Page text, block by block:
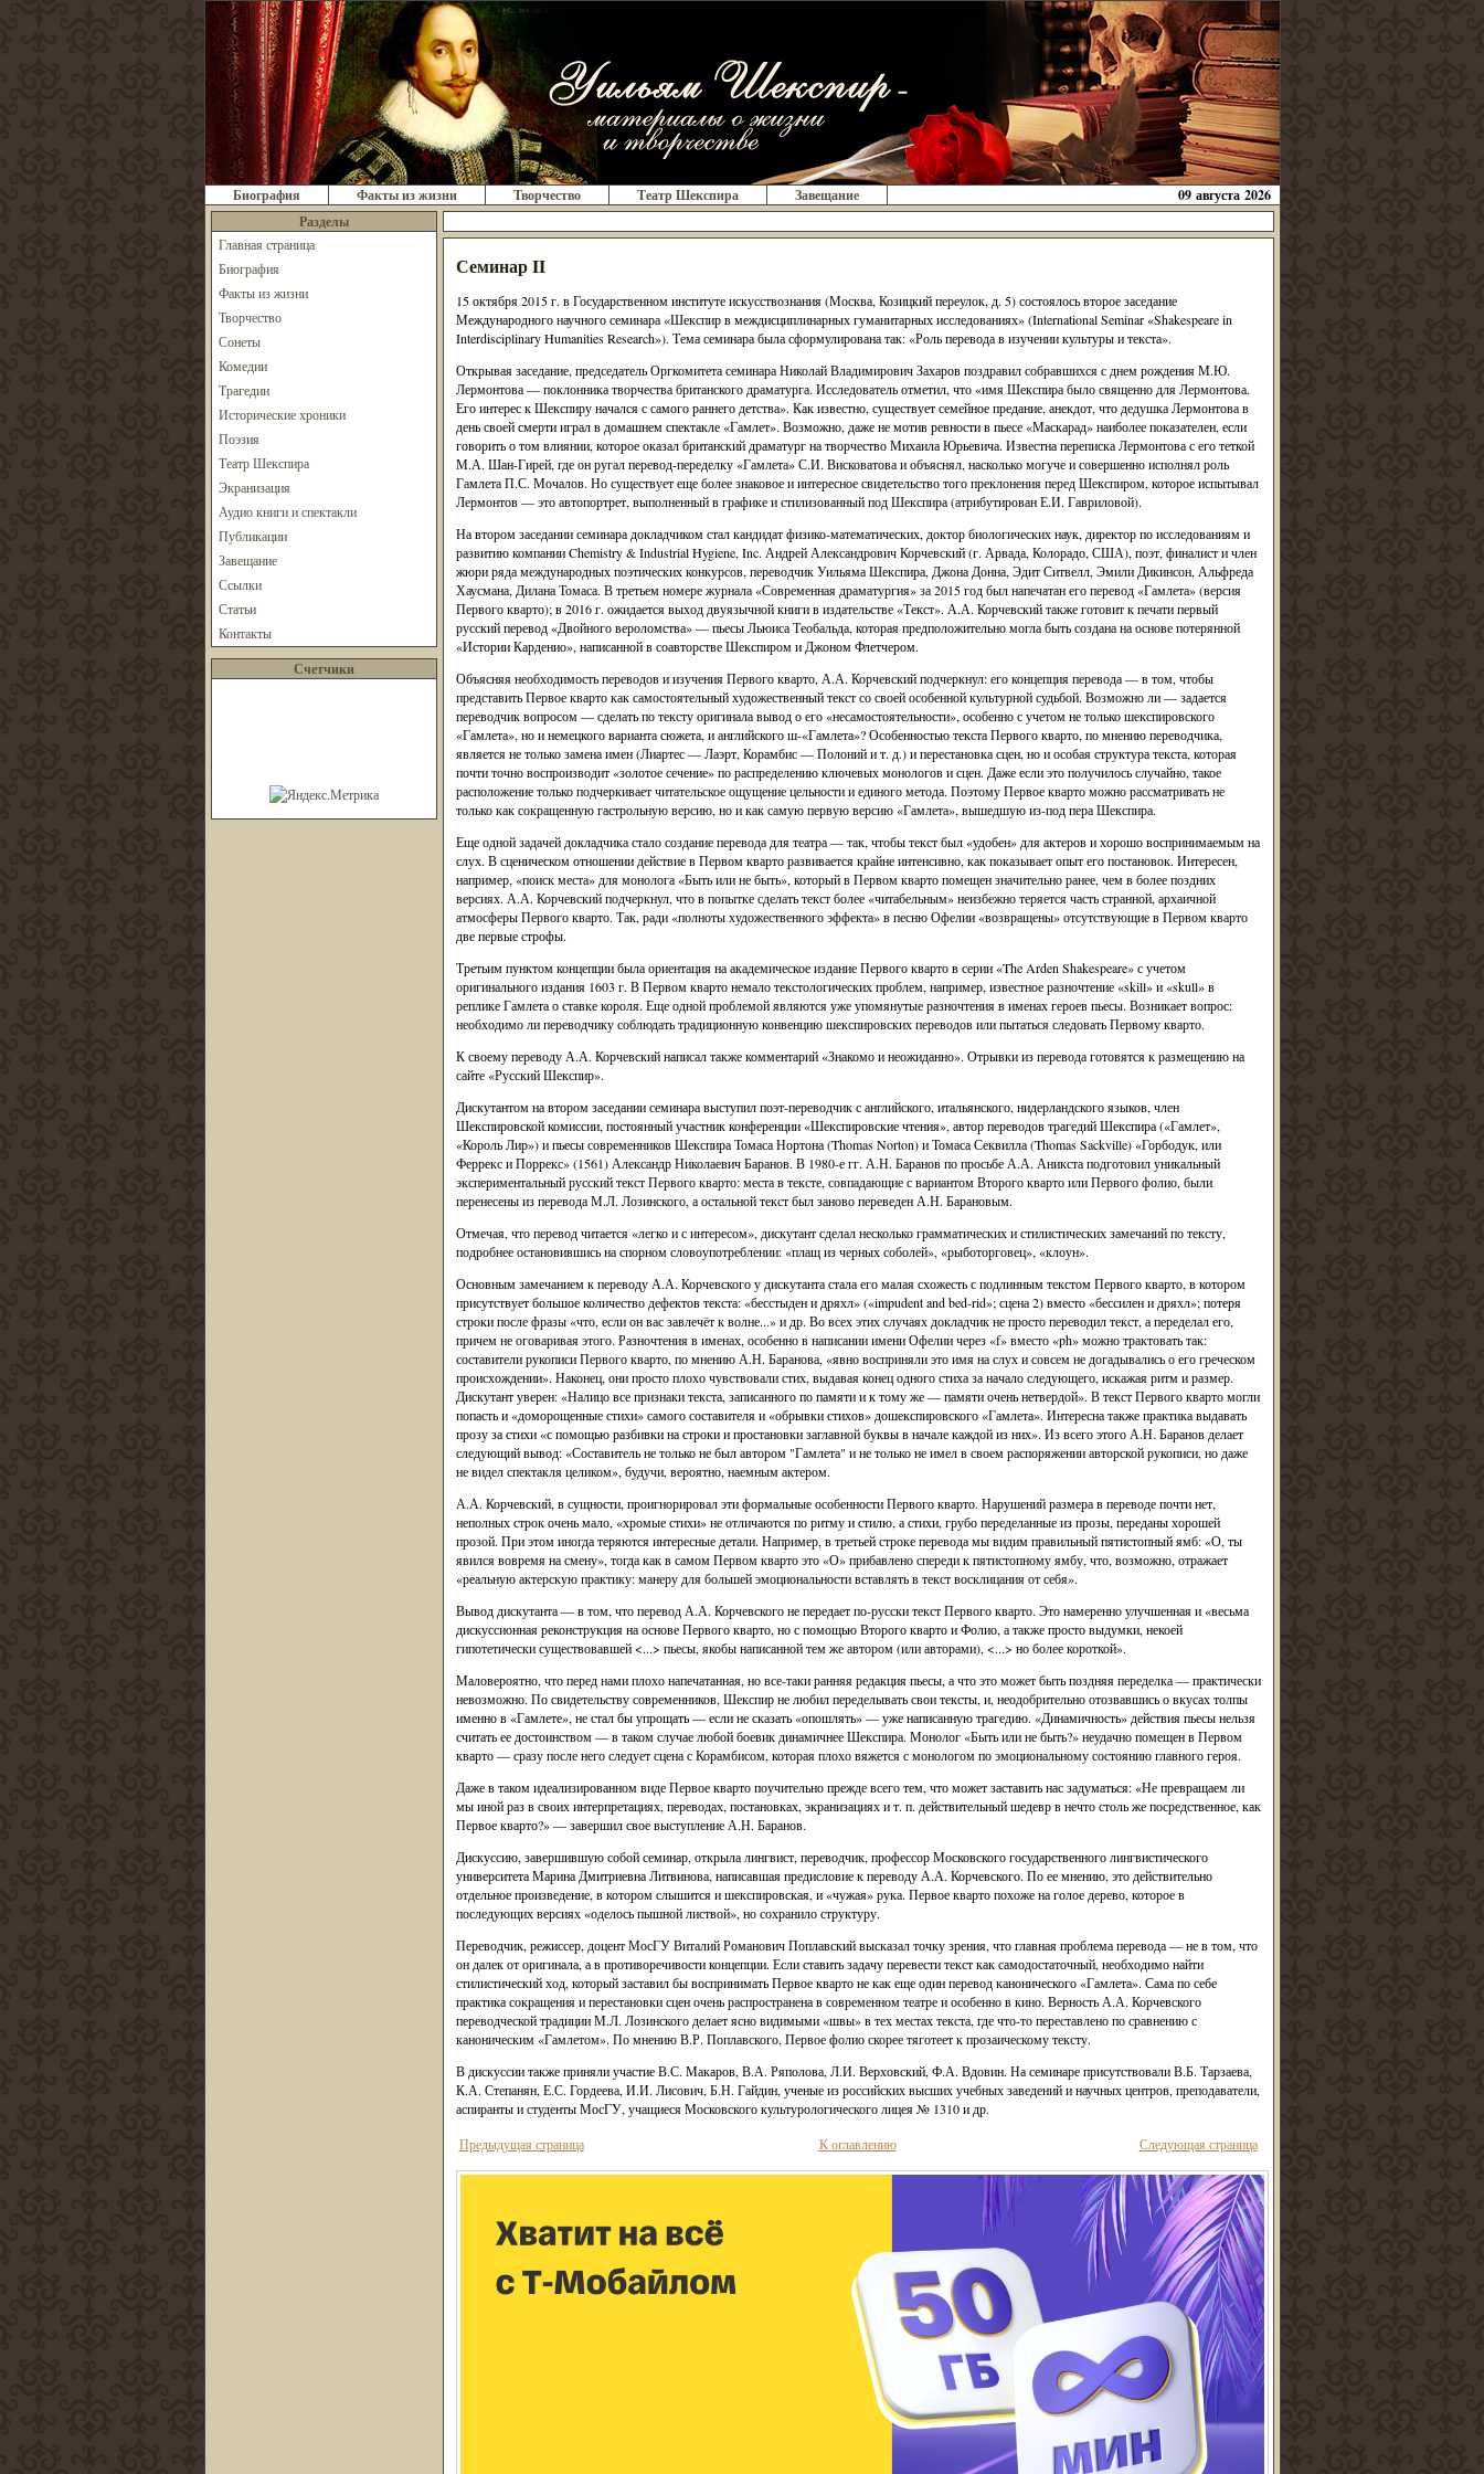
Биография Факты из жизни Творчество Театр Шекспира Завещание
09 августа 2026
Разделы
Главная страница
Биография
Факты из жизни
Творчество
Сонеты
Комедии
Трагедии
Исторические хроники
Поэзия
Театр Шекспира
Экранизация
Аудио книги и спектакли
Публикации
Завещание
Ссылки
Статьи
Контакты
Счетчики
Семинар II
15 октября 2015 г. в Государственном институте искусствознания (Москва, Козицкий переулок, д. 5) состоялось второе заседание
Международного научного семинара «Шекспир в междисциплинарных гуманитарных исследованиях» (International Seminar «Shakespeare in
Interdisciplinary Humanities Research»). Тема семинара была сформулирована так: «Роль перевода в изучении культуры и текста».
Открывая заседание, председатель Оргкомитета семинара Николай Владимирович Захаров поздравил собравшихся с днем рождения М.Ю.
Лермонтова — поклонника творчества британского драматурга. Исследователь отметил, что «имя Шекспира было священно для Лермонтова.
Его интерес к Шекспиру начался с самого раннего детства». Как известно, существует семейное предание, анекдот, что дедушка Лермонтова в
день своей смерти играл в домашнем спектакле «Гамлет». Возможно, даже не мотив ревности в пьесе «Маскарад» наиболее показателен, если
говорить о том влиянии, которое оказал британский драматург на творчество Михаила Юрьевича. Известна переписка Лермонтова с его теткой
М.А. Шан-Гирей, где он ругал перевод-переделку «Гамлета» С.И. Висковатова и объяснял, насколько могуче и совершенно исполнял роль
Гамлета П.С. Мочалов. Но существует еще более знаковое и интересное свидетельство того преклонения перед Шекспиром, которое испытывал
Лермонтов — это автопортрет, выполненный в графике и стилизованный под Шекспира (атрибутирован Е.И. Гавриловой).
На втором заседании семинара докладчиком стал кандидат физико-математических, доктор биологических наук, директор по исследованиям и
развитию компании Chemistry & Industrial Hygiene, Inc. Андрей Александрович Корчевский (г. Арвада, Колорадо, США), поэт, финалист и член
жюри ряда международных поэтических конкурсов, переводчик Уильяма Шекспира, Джона Донна, Эдит Ситвелл, Эмили Дикинсон, Альфреда
Хаусмана, Дилана Томаса. В третьем номере журнала «Современная драматургия» за 2015 год был напечатан его перевод «Гамлета» (версия
Первого кварто); в 2016 г. ожидается выход двуязычной книги в издательстве «Текст». А.А. Корчевский также готовит к печати первый
русский перевод «Двойного вероломства» — пьесы Льюиса Теобальда, которая предположительно могла быть создана на основе потерянной
«Истории Карденио», написанной в соавторстве Шекспиром и Джоном Флетчером.
Объясняя необходимость переводов и изучения Первого кварто, А.А. Корчевский подчеркнул: его концепция перевода — в том, чтобы
представить Первое кварто как самостоятельный художественный текст со своей особенной культурной судьбой. Возможно ли — задается
переводчик вопросом — сделать по тексту оригинала вывод о его «несамостоятельности», особенно с учетом не только шекспировского
«Гамлета», но и немецкого варианта сюжета, и английского ш-«Гамлета»? Особенностью текста Первого кварто, по мнению переводчика,
является не только замена имен (Лиартес — Лаэрт, Корамбис — Полоний и т. д.) и перестановка сцен, но и особая структура текста, которая
почти точно воспроизводит «золотое сечение» по распределению ключевых монологов и сцен. Даже если это получилось случайно, такое
расположение только подчеркивает читательское ощущение цельности и единого метода. Поэтому Первое кварто можно рассматривать не
только как сокращенную гастрольную версию, но и как самую первую версию «Гамлета», вышедшую из-под пера Шекспира.
Еще одной задачей докладчика стало создание перевода для театра — так, чтобы текст был «удобен» для актеров и хорошо воспринимаемым на
слух. В сценическом отношении действие в Первом кварто развивается крайне интенсивно, как показывает опыт его постановок. Интересен,
например, «поиск места» для монолога «Быть или не быть», который в Первом кварто помещен значительно ранее, чем в более поздних
версиях. А.А. Корчевский подчеркнул, что в попытке сделать текст более «читабельным» неизбежно теряется часть странной, архаичной
атмосферы Первого кварто. Так, ради «полноты художественного эффекта» в песню Офелии «возвращены» отсутствующие в Первом кварто
две первые строфы.
Третьим пунктом концепции была ориентация на академическое издание Первого кварто в серии «The Arden Shakespeare» с учетом
оригинального издания 1603 г. В Первом кварто немало текстологических проблем, например, известное разночтение «skill» и «skull» в
реплике Гамлета о ставке короля. Еще одной проблемой являются уже упомянутые разночтения в именах героев пьесы. Возникает вопрос:
необходимо ли переводчику соблюдать традиционную конвенцию шекспировских переводов или пытаться следовать Первому кварто.
К своему переводу А.А. Корчевский написал также комментарий «Знакомо и неожиданно». Отрывки из перевода готовятся к размещению на
сайте «Русский Шекспир».
Дискутантом на втором заседании семинара выступил поэт-переводчик с английского, итальянского, нидерландского языков, член
Шекспировской комиссии, постоянный участник конференции «Шекспировские чтения», автор переводов трагедий Шекспира («Гамлет»,
«Король Лир») и пьесы современников Шекспира Томаса Нортона (Thomas Norton) и Томаса Секвилла (Thomas Sackville) «Горбодук, или
Феррекс и Поррекс» (1561) Александр Николаевич Баранов. В 1980-е гг. А.Н. Баранов по просьбе А.А. Аникста подготовил уникальный
экспериментальный русский текст Первого кварто: места в тексте, совпадающие с вариантом Второго кварто или Первого фолио, были
перенесены из перевода М.Л. Лозинского, а остальной текст был заново переведен А.Н. Барановым.
Отмечая, что перевод читается «легко и с интересом», дискутант сделал несколько грамматических и стилистических замечаний по тексту,
подробнее остановившись на спорном словоупотреблении: «плащ из черных соболей», «рыботорговец», «клоун».
Основным замечанием к переводу А.А. Корчевского у дискутанта стала его малая схожесть с подлинным текстом Первого кварто, в котором
присутствует большое количество дефектов текста: «бесстыден и дряхл» («impudent and bed-rid»; сцена 2) вместо «бессилен и дряхл»; потеря
строки после фразы «что, если он вас завлечёт к волне...» и др. Во всех этих случаях докладчик не просто переводил текст, а переделал его,
причем не оговаривая этого. Разночтения в именах, особенно в написании имени Офелии через «f» вместо «ph» можно трактовать так:
составители рукописи Первого кварто, по мнению А.Н. Баранова, «явно восприняли это имя на слух и совсем не догадывались о его греческом
происхождении». Наконец, они просто плохо чувствовали стих, выдавая конец одного стиха за начало следующего, искажая ритм и размер.
Дискутант уверен: «Налицо все признаки текста, записанного по памяти и к тому же — памяти очень нетвердой». В текст Первого кварто могли
попасть и «доморощенные стихи» самого составителя и «обрывки стихов» дошекспировского «Гамлета». Интересна также практика выдавать
прозу за стихи «с помощью разбивки на строки и простановки заглавной буквы в начале каждой из них». Из всего этого А.Н. Баранов делает
следующий вывод: «Составитель не только не был автором "Гамлета" и не только не имел в своем распоряжении авторской рукописи, но даже
не видел спектакля целиком», будучи, вероятно, наемным актером.
А.А. Корчевский, в сущности, проигнорировал эти формальные особенности Первого кварто. Нарушений размера в переводе почти нет,
неполных строк очень мало, «хромые стихи» не отличаются по ритму и стилю, а стихи, грубо переделанные из прозы, переданы хорошей
прозой. При этом иногда теряются интересные детали. Например, в третьей строке перевода мы видим правильный пятистопный ямб: «О, ты
явился вовремя на смену», тогда как в самом Первом кварто это «О» прибавлено спереди к пятистопному ямбу, что, возможно, отражает
«реальную актерскую практику: манеру для большей эмоциональности вставлять в текст восклицания от себя».
Вывод дискутанта — в том, что перевод А.А. Корчевского не передает по-русски текст Первого кварто. Это намеренно улучшенная и «весьма
дискуссионная реконструкция на основе Первого кварто, но с помощью Второго кварто и Фолио, а также просто выдумки, некоей
гипотетически существовавшей <...> пьесы, якобы написанной тем же автором (или авторами), <...> но более короткой».
Маловероятно, что перед нами плохо напечатанная, но все-таки ранняя редакция пьесы, а что это может быть поздняя переделка — практически
невозможно. По свидетельству современников, Шекспир не любил переделывать свои тексты, и, неодобрительно отозвавшись о вкусах толпы
именно в «Гамлете», не стал бы упрощать — если не сказать «опошлять» — уже написанную трагедию. «Динамичность» действия пьесы нельзя
считать ее достоинством — в таком случае любой боевик динамичнее Шекспира. Монолог «Быть или не быть?» неудачно помещен в Первом
кварто — сразу после него следует сцена с Корамбисом, которая плохо вяжется с монологом по эмоциональному состоянию главного героя.
Даже в таком идеализированном виде Первое кварто поучительно прежде всего тем, что может заставить нас задуматься: «Не превращаем ли
мы иной раз в своих интерпретациях, переводах, постановках, экранизациях и т. п. действительный шедевр в нечто столь же посредственное, как
Первое кварто?» — завершил свое выступление А.Н. Баранов.
Дискуссию, завершившую собой семинар, открыла лингвист, переводчик, профессор Московского государственного лингвистического
университета Марина Дмитриевна Литвинова, написавшая предисловие к переводу А.А. Корчевского. По ее мнению, это действительно
отдельное произведение, в котором слышится и шекспировская, и «чужая» рука. Первое кварто похоже на голое дерево, которое в
последующих версиях «оделось пышной листвой», но сохранило структуру.
Переводчик, режиссер, доцент МосГУ Виталий Романович Поплавский высказал точку зрения, что главная проблема перевода — не в том, что
он далек от оригинала, а в противоречивости концепции. Если ставить задачу перевести текст как самодостаточный, необходимо найти
стилистический ход, который заставил бы воспринимать Первое кварто не как еще один перевод канонического «Гамлета». Сама по себе
практика сокращения и перестановки сцен очень распространена в современном театре и особенно в кино. Верность А.А. Корчевского
переводческой традиции М.Л. Лозинского делает ясно видимыми «швы» в тех местах текста, где что-то переставлено по сравнению с
каноническим «Гамлетом». По мнению В.Р. Поплавского, Первое фолио скорее тяготеет к прозаическому тексту.
В дискуссии также приняли участие В.С. Макаров, В.А. Ряполова, Л.И. Верховский, Ф.А. Вдовин. На семинаре присутствовали В.Б. Тарзаева,
К.А. Степанян, Е.С. Гордеева, И.И. Лисович, Б.Н. Гайдин, ученые из российских высших учебных заведений и научных центров, преподаватели,
аспиранты и студенты МосГУ, учащиеся Московского культурологического лицея № 1310 и др.
Предыдущая страница
К оглавлению Следующая страница